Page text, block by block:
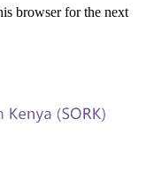
browser for the next